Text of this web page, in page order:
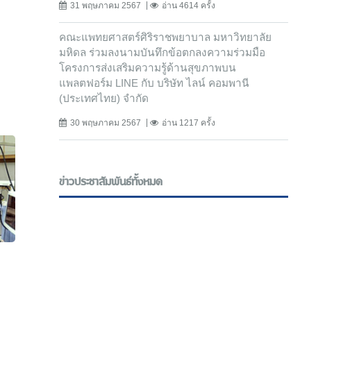
31 พฤษภาคม 2567 อ่าน 4614 ครั้ง
คณะแพทยศาสตร์ศิริราชพยาบาล มหาวิทยาลัย
มหิดล ร่วมลงนามบันทึกข้อตกลงความร่วมมือ
โครงการส่งเสริมความรู้ด้านสุขภาพบน
แพลตฟอร์ม LINE กับ บริษัท ไลน์ คอมพานี
(ประเทศไทย) จํากัด
30 พฤษภาคม 2567 อ่าน 1217 ครั้ง
ข่าวประชาสัมพันธ์ทั้งหมด